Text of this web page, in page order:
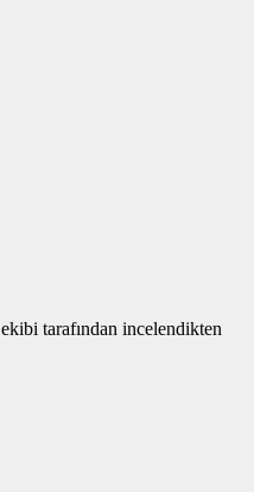
ekibi tarafından incelendikten